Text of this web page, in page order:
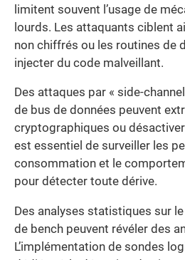
limitent souvent l’usage de
lourds. Les attaquants ciblent
non chiffrés ou les routines de
injecter du code malveillant.
Des attaques par « side-
de bus de données peuvent
cryptographiques ou
est essentiel de surveiller les
consommation et le
pour détecter toute dérive.
Des analyses statistiques sur
de bench peuvent révéler des
L’implémentation de sondes